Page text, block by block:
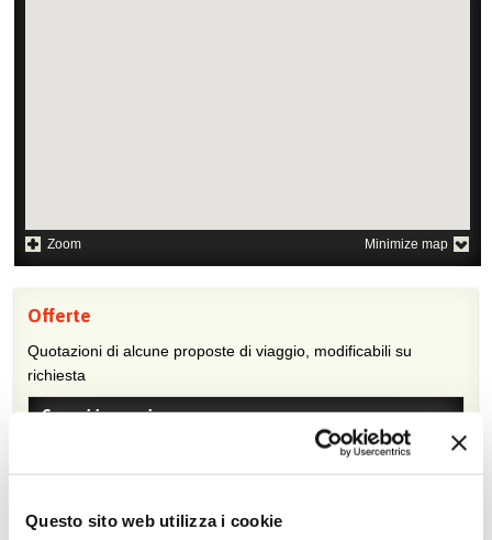
Questo sito web utilizza i cookie
Zoom Minimize map
Offerte
Quotazioni di alcune proposte di viaggio, modificabili su
richiesta
Scopri i prezzi »
Da non perdere in Vietnam